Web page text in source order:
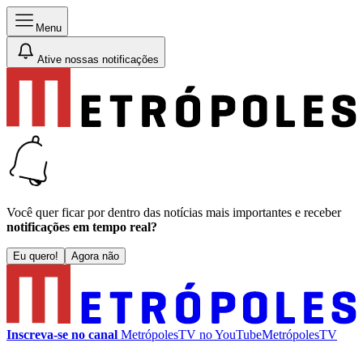
Menu
Ative nossas notificações
Você quer ficar por dentro das notícias mais importantes e receber
notificações em tempo real?
Eu quero! Agora não
Inscreva-se no canal MetrópolesTV noYouTubeMetrópolesTV